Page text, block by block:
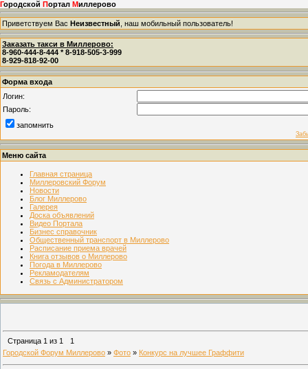
Городской Портал Миллерово
Приветствуем Вас Неизвестный , наш мобильный пользователь!
Заказать такси в Миллерово:
8-960-444-8-444 * 8-918-505-3-999
8-929-818-92-00
Форма входа
Логин:
Пароль:
запомнить
Меню сайта
Главная страница
Миллеровский Форум
Новости
Блог Миллерово
Галерея
Доска объявлений
Видео Портала
Бизнес справочник
Общественный транспорт в Миллерово
Расписание приема врачей
Книга отзывов о Миллерово
Погода в Миллерово
Рекламодателям
Связь с Администратором
Страница 1 из 1
1
Городской Форум Миллерово » Фото » Конкурс на лучшее Граффити